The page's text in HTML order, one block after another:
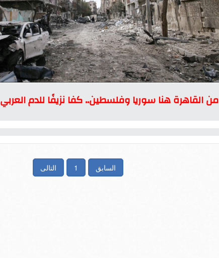
من القاهرة هنا سوريا وفلسطين.. كفا نزيفًا للدم العربي
السابق 1 التالى